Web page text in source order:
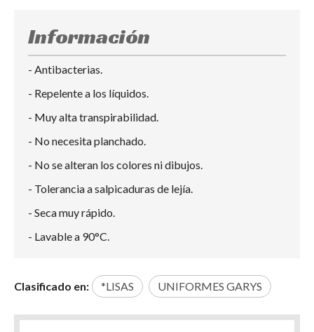
Información
- Antibacterias.
- Repelente a los líquidos.
- Muy alta transpirabilidad.
- No necesita planchado.
- No se alteran los colores ni dibujos.
- Tolerancia a salpicaduras de lejía.
- Seca muy rápido.
- Lavable a 90°C.
Clasificado en: *LISAS UNIFORMES GARYS